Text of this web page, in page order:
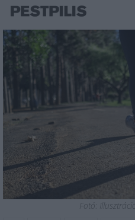
Fotó: